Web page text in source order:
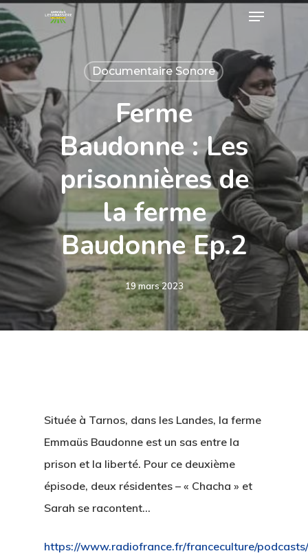
Documentaire Sonore
Ferme
Baudonne : Les
prisonnières de
la ferme
Baudonne Ep.2
19 mars 2023
Située à Tarnos, dans les Landes, la ferme
Emmaüs Baudonne est un sas entre la
prison et la liberté. Pour ce deuxième
épisode, deux résidentes – « Chacha » et
Sarah se racontent…
https://www.radiofrance.fr/franceculture/